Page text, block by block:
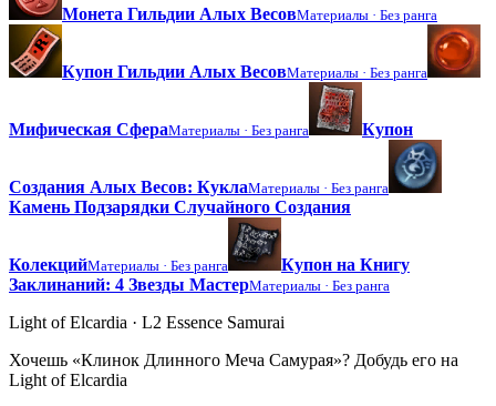
Монета Гильдии Алых ВесовМатериалы · Без ранга
Купон Гильдии Алых ВесовМатериалы · Без ранга
Мифическая СфераМатериалы · Без ранга Купон
Создания Алых Весов: КуклаМатериалы · Без ранга
Камень Подзарядки Случайного Создания
КолекцийМатериалы · Без ранга
Купон на Книгу
Заклинаний: 4 Звезды МастерМатериалы · Без ранга
Light of Elcardia · L2 Essence Samurai
Хочешь «Клинок Длинного Меча Самурая»? Добудь его на
Light of Elcardia